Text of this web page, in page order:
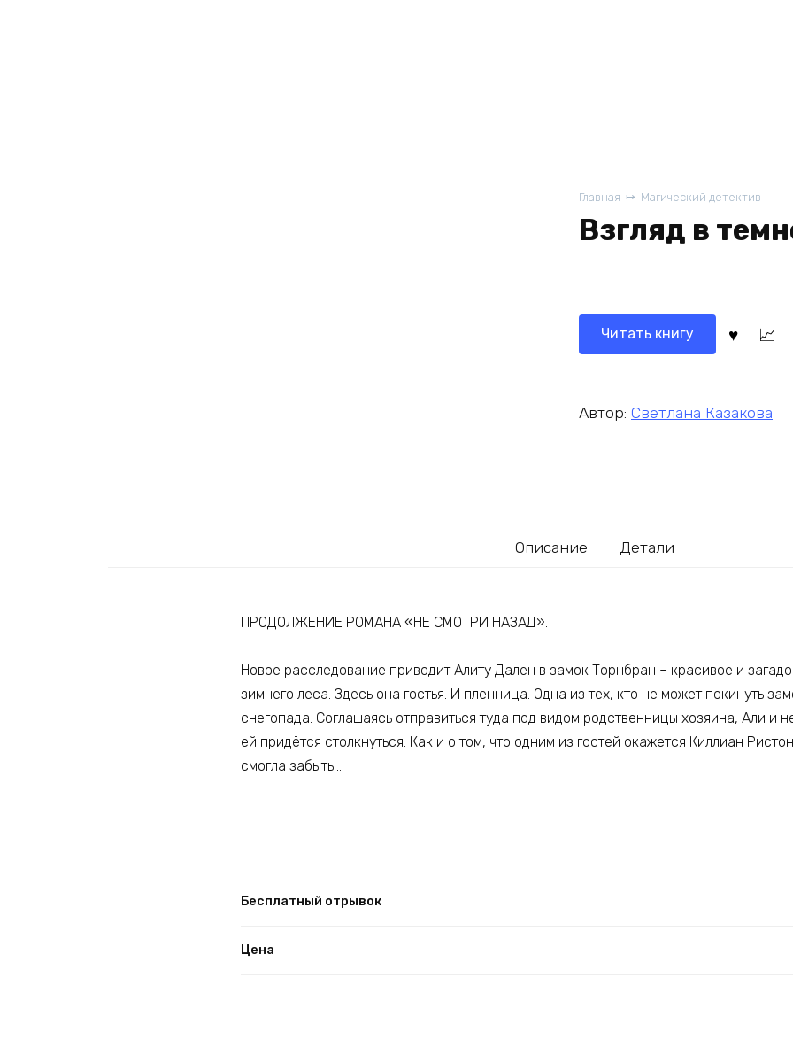
Главная Магический детектив
Взгляд в
Читать книгу
Автор: Светлана Казакова
Описание Детали
ПРОДОЛЖЕНИЕ РОМАНА «НЕ СМОТРИ НАЗАД».
Новое расследование приводит Алиту Дален в замок Торнбран – красивое и
зимнего леса. Здесь она гостья. И пленница. Одна из тех, кто не может покинуть
снегопада. Соглашаясь отправиться туда под видом родственницы хозяина, Али и
ей придётся столкнуться. Как и о том, что одним из гостей окажется Киллиан
смогла забыть…
Бесплатный отрывок
Цена